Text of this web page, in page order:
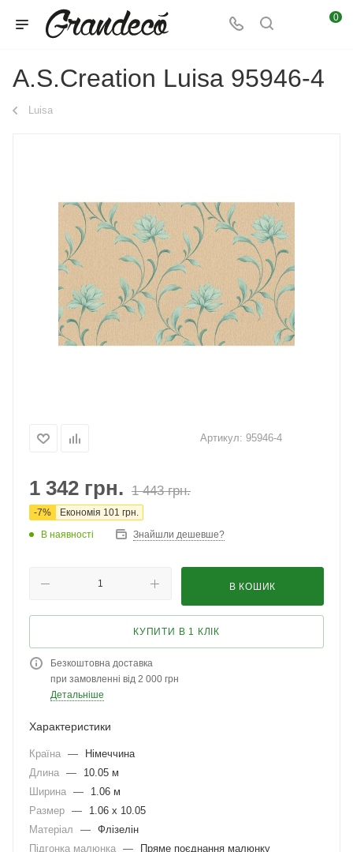
0
A.S.Creation Luisa 95946-4
Luisa
Артикул: 95946-4
1 342 грн. 1 443грн.
-7% Економія 101 грн.
В наявності
Знайшли дешевше?
В КОШИК
КУПИТИ В 1 КЛІК
Безкоштовна доставка
при замовленні від 2 000 грн
Детальніше
Характеристики
Країна —
Німеччина
Длина —
10.05 м
Ширина —
1.06 м
Размер —
1.06 x 10.05
Матеріал
— Флізелін
Підгонка малюнка — Пряме поєднання малюнку